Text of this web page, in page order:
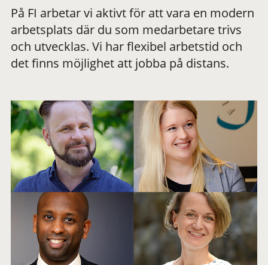
meningsfull och
flexibel
På FI arbetar vi aktivt för att vara en modern
arbetsplats där du som medarbetare trivs
och utvecklas. Vi har flexibel arbetstid och
det finns möjlighet att jobba på distans.